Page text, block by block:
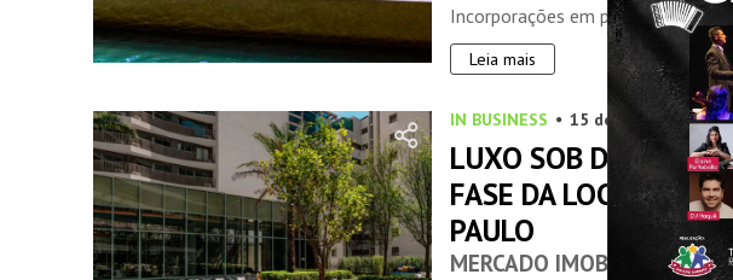
Incorporações em parceria com a ...
Leia mais
IN BUSINESS 15 de dezembro de
LUXO SOB DEMANDA
FASE DA LOCAÇÃO
PAULO
MERCADO IMOBILIÁRIO